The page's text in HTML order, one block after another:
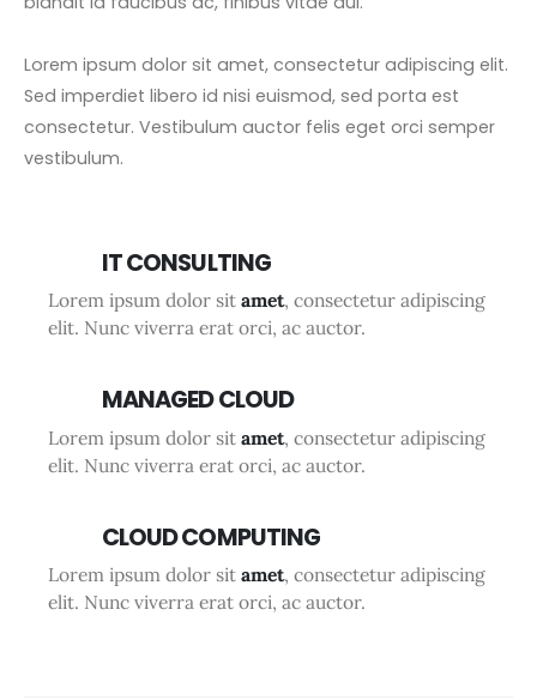
Lorem ipsum dolor sit amet, consectetur adipiscing elit.
Sed imperdiet libero id nisi euismod, sed porta est
consectetur. Vestibulum auctor felis eget orci semper
vestibulum.
IT CONSULTING
Lorem ipsum dolor sit amet, consectetur adipiscing
elit. Nunc viverra erat orci, ac auctor.
MANAGED CLOUD
Lorem ipsum dolor sit amet, consectetur adipiscing
elit. Nunc viverra erat orci, ac auctor.
CLOUD COMPUTING
Lorem ipsum dolor sit amet, consectetur adipiscing
elit. Nunc viverra erat orci, ac auctor.